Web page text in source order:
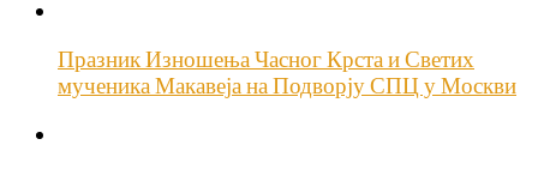
Празник Изношења Часног Крста и Светих
мученика Макавеја на Подворју СПЦ у Москви